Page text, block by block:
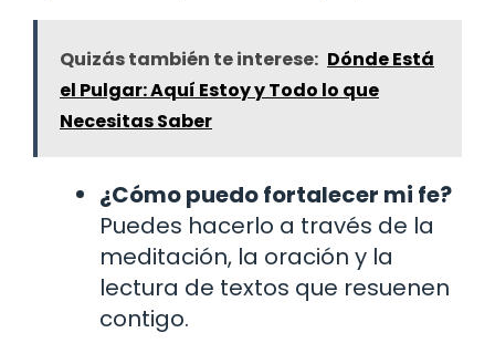
Quizás también te interese: Dónde Está
el Pulgar: Aquí Estoy y Todo lo que
Necesitas Saber
¿Cómo puedo fortalecer mi fe?
Puedes hacerlo a través de la
meditación, la oración y la
lectura de textos que resuenen
contigo.